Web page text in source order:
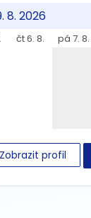
8. 2026
čt 6. 8. pá 7. 8.
Zobrazit profil